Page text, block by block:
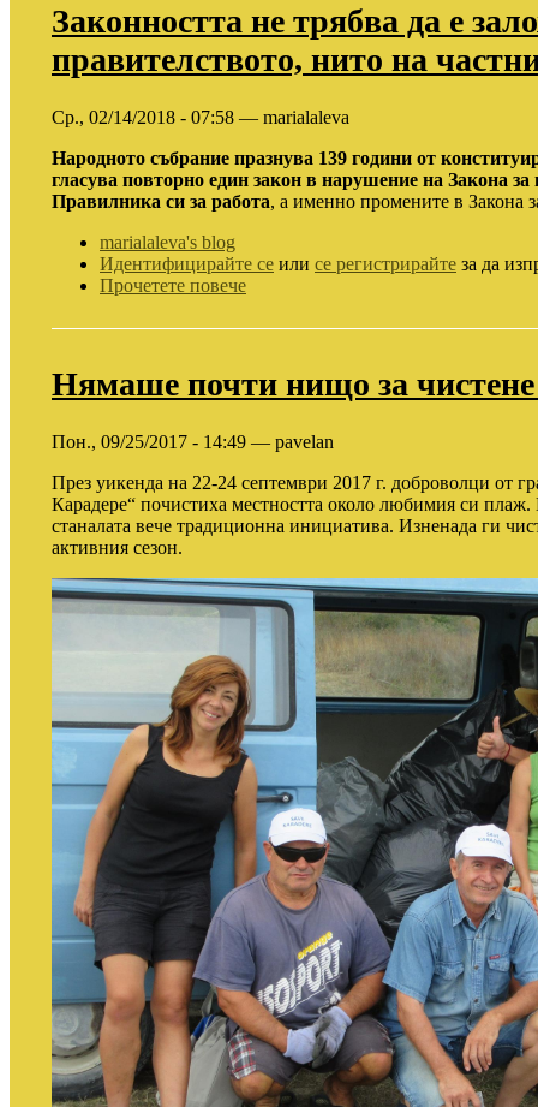
Законността не трябва да е
правителството, нито на
Ср., 02/14/2018 - 07:58 — marialaleva
Народното събрание празнува 139 години от
гласува повторно един закон в нарушение на Закона
Правилника си за работа, а именно промените в Закона
marialaleva's blog
Идентифицирайте се или се регистрирайте за да
Прочетете повече
Нямаше почти нищо за
Пон., 09/25/2017 - 14:49 — pavelan
През уикенда на 22-24 септември 2017 г. доброволци от
Карадере“ почистиха местността около любимия си
станалата вече традиционна инициатива. Изненада ги
активния сезон.